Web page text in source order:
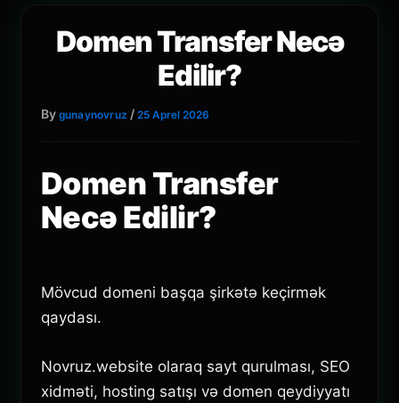
Domen Transfer Necə
Edilir?
By gunaynovruz /25 Aprel 2026
Domen Transfer
Necə Edilir?
Mövcud domeni başqa şirkətə keçirmək
qaydası.
Novruz.website olaraq sayt qurulması, SEO
xidməti, hosting satışı və domen qeydiyyatı